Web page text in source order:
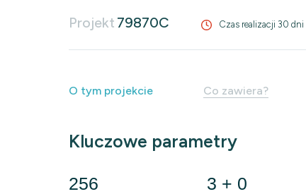
Projekt 79870C Czas realizacji 30 dni
O tym projekcie Co zawiera?
Kluczowe parametry
256 3 + 0